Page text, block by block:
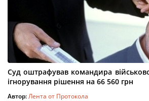
Суд оштрафував командира
ігнорування рішення на 66 560 грн
Автор:Лента от Протокола